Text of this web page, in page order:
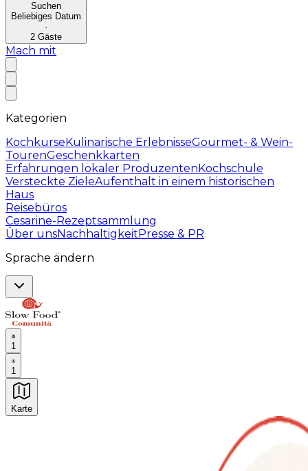
Suchen
Beliebiges Datum
·
2 Gäste
Mach mit
Kategorien
KochkurseKulinarische ErlebnisseGourmet- & Wein-
TourenGeschenkkarten
Erfahrungen lokaler ProduzentenKochschule
Versteckte ZieleAufenthalt in einem historischen
Haus
Reisebüros
Cesarine-Rezeptsammlung
Über unsNachhaltigkeitPresse & PR
Sprache ändern
1
1
Karte
Unvergessliche kulinarische Erlebnisse: